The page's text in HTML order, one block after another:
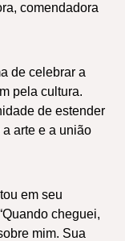
comendadora
de celebrar a
pela cultura.
de estender
arte e a união
em seu
cheguei,
mim. Sua